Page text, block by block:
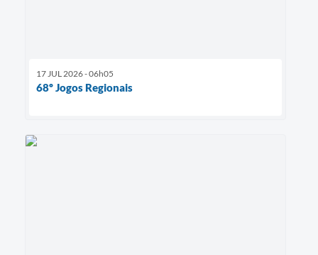
17 JUL 2026 - 06h05
68º Jogos Regionais